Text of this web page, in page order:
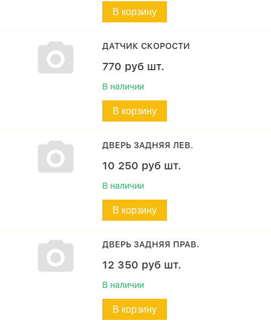
В корзину
ДАТЧИК СКОРОСТИ
770 руб шт.
В наличии
В корзину
ДВЕРЬ ЗАДНЯЯ ЛЕВ.
10 250 руб шт.
В наличии
В корзину
ДВЕРЬ ЗАДНЯЯ ПРАВ.
12 350 руб шт.
В наличии
В корзину